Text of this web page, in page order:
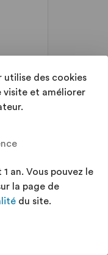
des cookies
visite et améliorer
an. Vous pouvez le
la page de
du site.